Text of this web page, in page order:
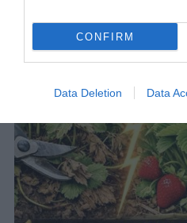
CONFIRM
Data Deletion Data
članaka
RELATED POSTS